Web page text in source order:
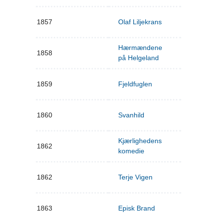
1857 Olaf Liljekrans
1858
Hærmændene
på Helgeland
1859 Fjeldfuglen
1860 Svanhild
1862
Kjærlighedens
komedie
1862 Terje Vigen
1863 Episk Brand